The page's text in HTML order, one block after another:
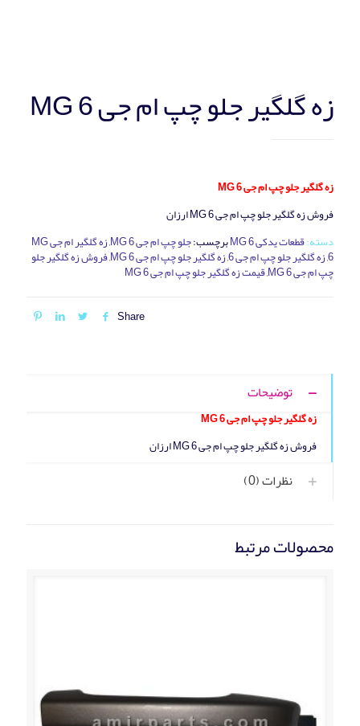
زه گلگير جلو چپ ام جی MG 6
زه گلگير جلو چپ ام جی MG 6
فروش زه گلگير جلو چپ ام جی MG 6 ارزان
دسته:قطعات یدکی MG 6 برچسب:جلو چپ ام جی MG 6 , زه گلگير ام جی MG
6
,زه گلگير جلو چپ ام جی 6 ,زه گلگير جلو چپ ام جی MG 6 ,فروش زه گلگير جلو
چپ ام جی MG 6 ,قیمت زه گلگير جلو چپ ام جی MG 6
Share
توضیحات
زه گلگير جلو چپ ام جی MG 6
فروش زه گلگير جلو چپ ام جی MG 6 ارزان
نظرات (0)
محصولات مرتبط